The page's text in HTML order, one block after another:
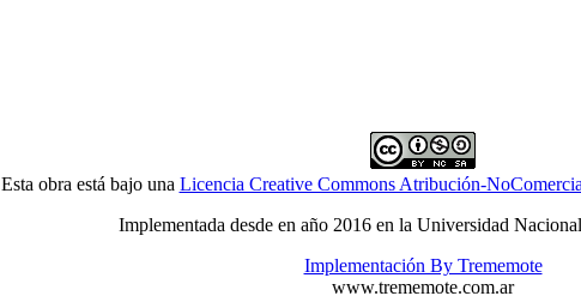
Esta obra está bajo una Licencia Creative Commons Atribución-
Implementada desde en año 2016 en la Universidad
Implementación By Trememote
www.trememote.com.ar